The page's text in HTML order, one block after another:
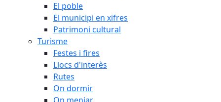
El poble
El municipi en xifres
Patrimoni cultural
Turisme
Festes i fires
Llocs d'interès
Rutes
On dormir